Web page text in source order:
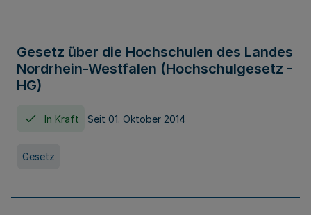
Gesetz über die Hochschulen des Landes
Nordrhein-Westfalen (Hochschulgesetz -
HG)
In Kraft Seit 01. Oktober 2014
Gesetz